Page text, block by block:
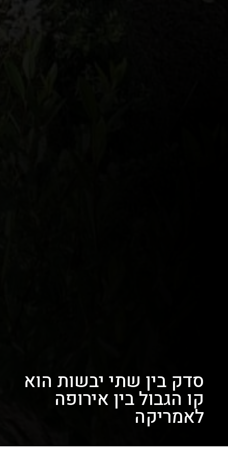
סדק בין שתי יבשות הוא
קו הגבול בין אירופה
לאמריקה